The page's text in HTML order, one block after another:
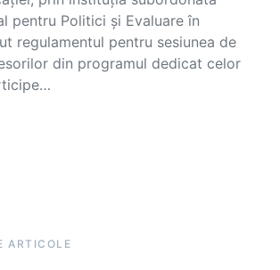
pentru Politici și Evaluare în
regulamentul pentru sesiunea de
din programul dedicat celor
ARTICOLE